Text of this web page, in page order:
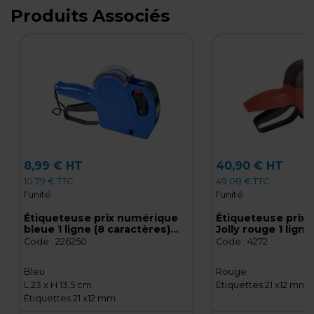
Produits Associés
8,99 € HT
10,79 € TTC
l'unité
Étiqueteuse prix numérique
bleue 1 ligne (8 caractères)
pour étiquettes 21 x 12 mm -
Code : 226250
Bleu
L 23 x H 13,5 cm
Étiquettes 21 x12 mm
40,90 € HT
49,08 € TTC
l'unité
Étiqueteuse prix
Jolly rouge 1 ligne
caractères) pour
Code : 4272
Rouge
Étiquettes 21 x12 mm